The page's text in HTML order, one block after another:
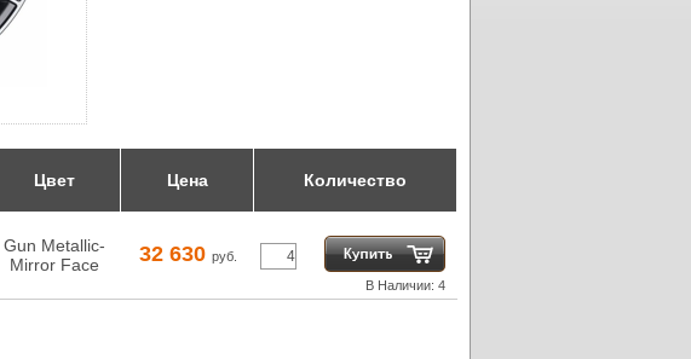
Цвет Цена Количество
Gun Metallic-
Mirror Face
32 630 руб.
В Наличии: 4